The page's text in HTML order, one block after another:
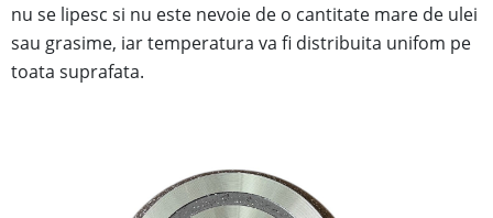
nu se lipesc si nu este nevoie de o cantitate mare de ulei
sau grasime, iar temperatura va fi distribuita unifom pe
toata suprafata.